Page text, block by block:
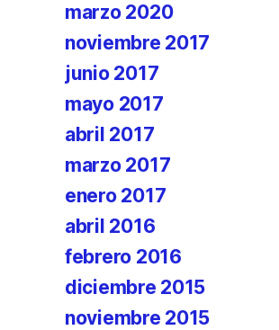
marzo 2020
noviembre 2017
junio 2017
mayo 2017
abril 2017
marzo 2017
enero 2017
abril 2016
febrero 2016
diciembre 2015
noviembre 2015